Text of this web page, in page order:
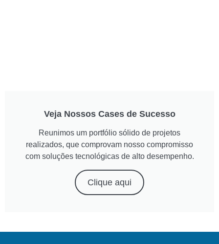
Veja Nossos Cases de Sucesso
Reunimos um portfólio sólido de projetos
realizados, que comprovam nosso compromisso
com soluções tecnológicas de alto desempenho.
Clique aqui